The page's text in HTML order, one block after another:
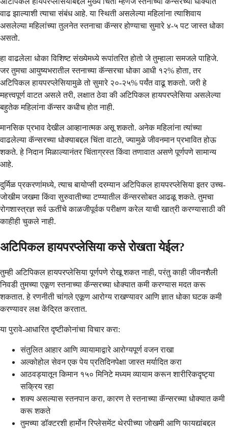
वाढ झाल्याशी त्याचा संबंध आहे. या स्थिती असलेल्या महिलांना त्याशिवाय
असलेल्या महिलांच्या तुलनेत स्तनाचा कॅन्सर होण्याचा सुमारे ४-५ पट जास्त धोका
असतो.
हा वाढलेला धोका विशिष्ट संख्येमध्ये रूपांतरित होतो जे तुम्हाला समजले पाहिजे.
जर तुमचा आयुष्यभरातील स्तनाच्या कॅन्सरचा धोका आधी १२% होता, तर
अटिपिकल हायपरप्लेसियामुळे तो सुमारे २०-२५% पर्यंत वाढू शकतो. जरी हे
महत्त्वपूर्ण वाटत असले तरी, लक्षात ठेवा की अटिपिकल हायपरप्लेसिया असलेल्या
बहुतेक महिलांना कॅन्सर कधीच होत नाही.
मानसिक प्रभाव देखील आव्हानात्मक असू शकतो. अनेक महिलांना त्यांच्या
वाढलेल्या कॅन्सरच्या धोक्याबद्दल चिंता वाटते, ज्यामुळे जीवनमान प्रभावित होऊ
शकते. हे निदान मिळाल्यानंतर चिंताग्रस्त किंवा तणावात असणे पूर्णपणे सामान्य
आहे.
दुर्मिळ प्रकरणांमध्ये, त्याच बायोप्सी दरम्यान अटिपिकल हायपरप्लेसिया इतर उच्च-
जोखीम जखमा किंवा सुरुवातीच्या टप्प्यातील कॅन्सरसोबत आढळू शकते. तुमचा
रोगशास्त्रज्ञ सर्व ऊतींचे काळजीपूर्वक परीक्षण करेल याची खात्री करण्यासाठी की
काहीही चुकले नाही.
अटिपिकल हायपरप्लेसिया कसे रोखता येईल?
तुम्ही अटिपिकल हायपरप्लेसिया पूर्णपणे रोखू शकत नाही, परंतु काही जीवनशैली
निवडी तुमच्या एकूण स्तनाच्या कॅन्सरच्या धोक्यात कमी करण्यास मदत करू
शकतात. हे रणनीती चांगले एकूण आरोग्य राखण्यावर आणि ज्ञात धोका घटक कमी
करण्यावर लक्ष केंद्रित करतात.
या पुरावे-आधारित दृष्टीकोनांचा विचार करा:
संतुलित आहार आणि व्यायामाद्वारे आरोग्यपूर्ण वजन राखा
अल्कोहोल सेवन एक पेय प्रतिदिनपेक्षा जास्त मर्यादित करा
आठवड्यातून किमान १५० मिनिटे मध्यम व्यायाम करून शारीरिकदृष्ट्या
सक्रिय रहा
शक्य असल्यास स्तनपान करा, कारण ते स्तनाच्या कॅन्सरच्या धोक्यात कमी
करू शकते
तुमच्या डॉक्टरशी हार्मोन रिप्लेसमेंट थेरपीच्या जोखमी आणि फायद्यांबद्दल